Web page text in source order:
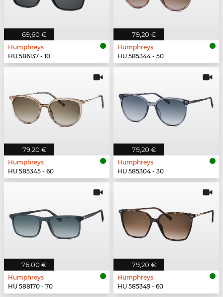
69,60 €
Humphreys
HU 586137 - 10
79,20 €
Humphreys
HU 585344 - 50
79,20 €
Humphreys
HU 585345 - 60
79,20 €
Humphreys
HU 585304 - 30
76,00 €
Humphreys
HU 588170 - 70
79,20 €
Humphreys
HU 585349 - 60